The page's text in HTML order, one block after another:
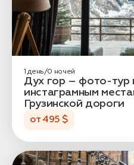
1 день/0 ночей
Дух гор – фото-тур
инстаграмным
Грузинской дороги
от 495 $